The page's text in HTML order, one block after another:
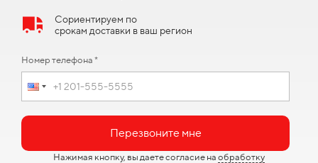
Сориентируем по
срокам доставки в ваш регион
Номер телефона *
Перезвоните мне
Нажимая кнопку, вы даете согласие на обработку